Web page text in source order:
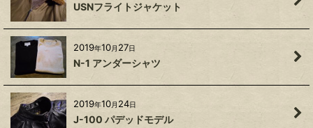
USNフライトジャケット
2019年10月 27日
N-1 アンダーシャツ
2019年10月 24日
J-100 パデッドモデル